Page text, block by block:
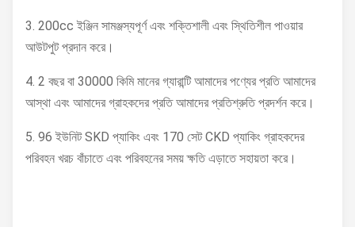
3. 200cc ইঞ্জিন সামঞ্জস্যপূর্ণ এবং শক্তিশালী এবং স্থিতিশীল পাওয়ার
আউটপুট প্রদান করে।
4. 2 বছর বা 30000 কিমি মানের গ্যারান্টি আমাদের পণ্যের প্রতি আমাদের
আস্থা এবং আমাদের গ্রাহকদের প্রতি আমাদের প্রতিশ্রুতি প্রদর্শন করে।
5. 96 ইউনিট SKD প্যাকিং এবং 170 সেট CKD প্যাকিং গ্রাহকদের
পরিবহন খরচ বাঁচাতে এবং পরিবহনের সময় ক্ষতি এড়াতে সহায়তা করে।